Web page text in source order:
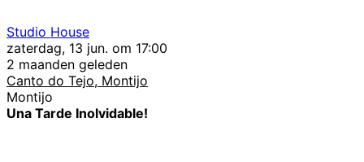
Studio House
zaterdag, 13 jun. om 17:00
2 maanden geleden
Canto do Tejo, Montijo
Montijo
Una Tarde Inolvidable!